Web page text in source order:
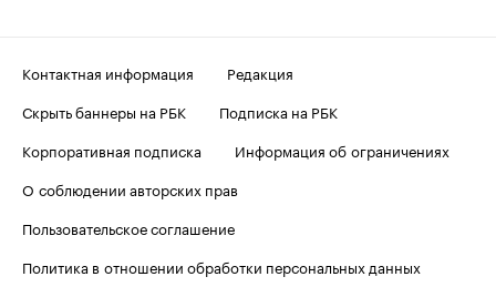
Контактная информация
Редакция
Скрыть баннеры на РБК
Подписка на РБК
Корпоративная подписка
Информация об ограничениях
О соблюдении авторских прав
Пользовательское соглашение
Политика в отношении обработки персональных данных